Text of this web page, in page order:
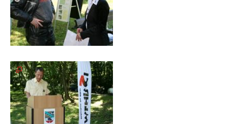
mit
in
Absenkung
Streckensicherung
Meldeformular
Flex.
Kurvenleittafel
Galerien